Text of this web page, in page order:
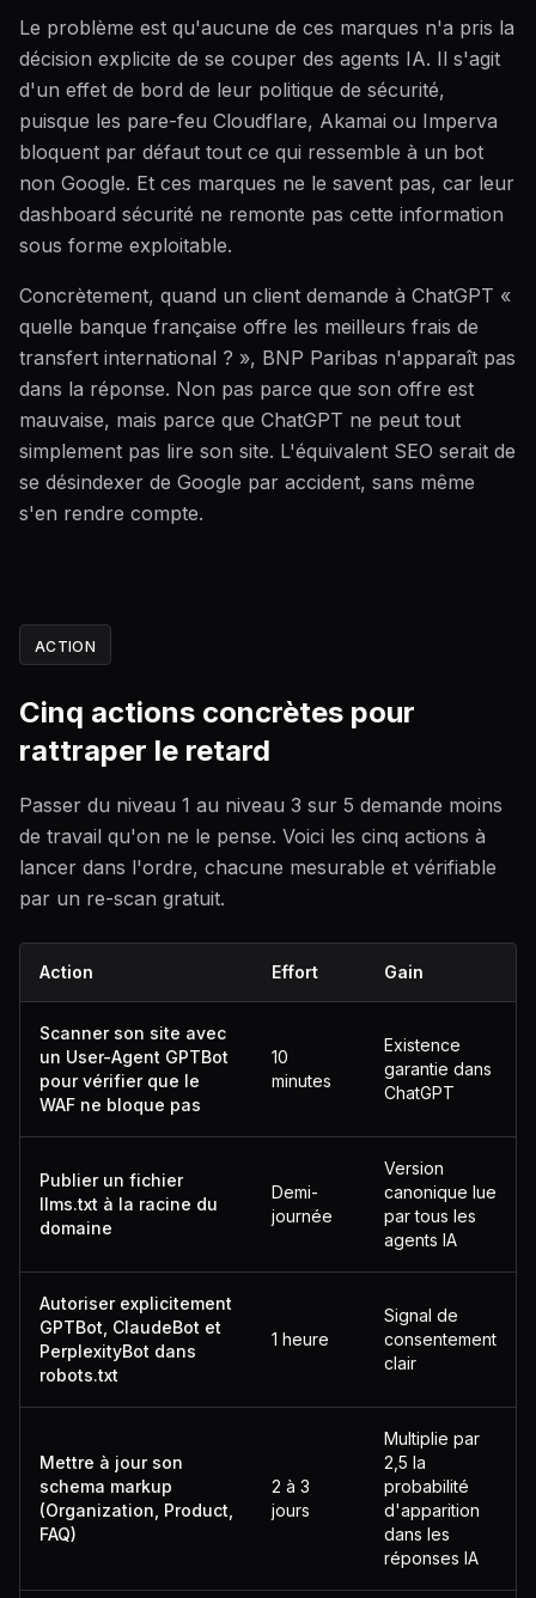
Le problème est qu'aucune de ces marques n'a pris la
décision explicite de se couper des agents IA. Il s'agit
d'un effet de bord de leur politique de sécurité,
puisque les pare-feu Cloudflare, Akamai ou Imperva
bloquent par défaut tout ce qui ressemble à un bot
non Google. Et ces marques ne le savent pas, car leur
dashboard sécurité ne remonte pas cette information
sous forme exploitable.
Concrètement, quand un client demande à ChatGPT «
quelle banque française offre les meilleurs frais de
transfert international ? », BNP Paribas n'apparaît pas
dans la réponse. Non pas parce que son offre est
mauvaise, mais parce que ChatGPT ne peut tout
simplement pas lire son site. L'équivalent SEO serait de
se désindexer de Google par accident, sans même
s'en rendre compte.
ACTION
Cinq actions concrètes pour
rattraper le retard
Passer du niveau 1 au niveau 3 sur 5 demande moins
de travail qu'on ne le pense. Voici les cinq actions à
lancer dans l'ordre, chacune mesurable et vérifiable
par un re-scan gratuit.
Action Effort Gain
Scanner son site avec
un User-Agent GPTBot
pour vérifier que le
WAF ne bloque pas
10
minutes
Existence
garantie dans
ChatGPT
Publier un fichier
llms.txt à la racine du
domaine
Demi-
journée
Version
canonique lue
par tous les
agents IA
Autoriser explicitement
GPTBot, ClaudeBot et
PerplexityBot dans
robots.txt
1 heure
Signal de
consentement
clair
Mettre à jour son
schema markup
(Organization, Product,
FAQ)
2 à 3
jours
Multiplie par
2,5 la
probabilité
d'apparition
dans les
réponses IA